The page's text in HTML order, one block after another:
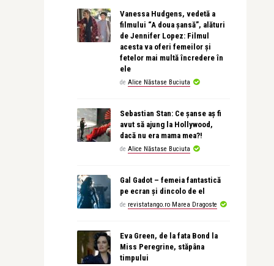
Vanessa Hudgens, vedetă a
filmului “A doua șansă”, alături
de Jennifer Lopez: Filmul
acesta va oferi femeilor și
fetelor mai multă încredere în
ele
de Alice Năstase Buciuta
Sebastian Stan: Ce șanse aș fi
avut să ajung la Hollywood,
dacă nu era mama mea?!
de Alice Năstase Buciuta
Gal Gadot – femeia fantastică
pe ecran și dincolo de el
de revistatango.ro Marea Dragoste
Eva Green, de la fata Bond la
Miss Peregrine, stăpâna
timpului